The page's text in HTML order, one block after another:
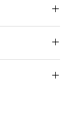
觸摸按鍵